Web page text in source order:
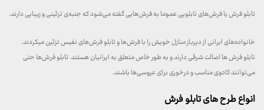
تابلو فرش یا فرش‌های تابلویی عموما به فرش‌هایی گفته می‌شود که جنبه‌ی تزئینی و زیبایی دارند.
خانواده‌های ایرانی از دیرباز منازل خویش را با فرش‌ها و تابلو فرش‌های نفیس تزئین میکردند.
تابلو فرش ها اصالت شرقی دارند و به طور خاص متعلق به ایرانیان هستند. تابلو فرش‌ها حتی
می‌توانند کادوی مناسب و درخوری برای عروسی‌ها باشند.
انواع طرح‌ های تابلو فرش